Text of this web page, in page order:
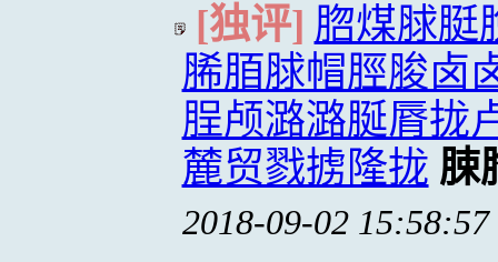
[独评] 脗煤脙脡
脪脜脙帽脛脧卤
脭颅潞潞脠脣拢
麓贸戮掳隆拢 脨
2018-09-02 15:58:57